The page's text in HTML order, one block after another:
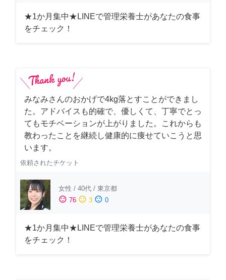
★1か月集中★LINEで管理栄養士があなたの食事
をチェック！
みなみさんのおかげで4kg落とすことができまし
た。アドバイスも的確で、優しくて、丁寧でとっ
てもモチベーションが上がりました。これからも
教わったことを継続し健康的に痩せていこうと思
います。
依頼されたチケット
女性 / 40代 / 東京都
sentiment_satisfied 76 sentiment_neutral 3 sentiment_dissatisfied 0
★1か月集中★LINEで管理栄養士があなたの食事
をチェック！